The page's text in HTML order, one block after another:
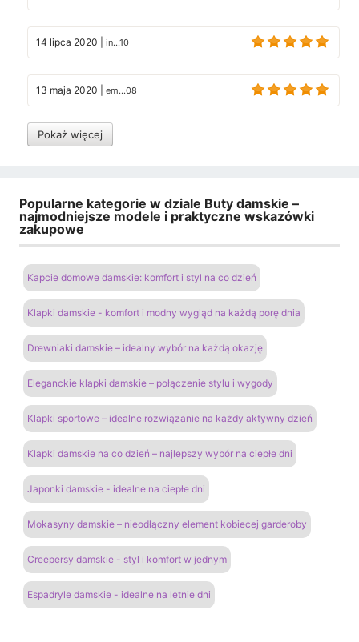
14 lipca 2020 in...10
13 maja 2020 em...08
Pokaż więcej
Popularne kategorie w dziale Buty damskie –
najmodniejsze modele i praktyczne wskazówki
zakupowe
Kapcie domowe damskie: komfort i styl na co dzień
Klapki damskie - komfort i modny wygląd na każdą porę dnia
Drewniaki damskie – idealny wybór na każdą okazję
Eleganckie klapki damskie – połączenie stylu i wygody
Klapki sportowe – idealne rozwiązanie na każdy aktywny dzień
Klapki damskie na co dzień – najlepszy wybór na ciepłe dni
Japonki damskie - idealne na ciepłe dni
Mokasyny damskie – nieodłączny element kobiecej garderoby
Creepersy damskie - styl i komfort w jednym
Espadryle damskie - idealne na letnie dni